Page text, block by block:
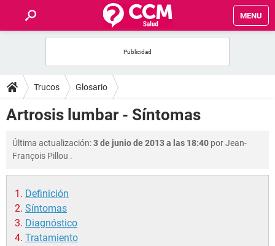
MENU
FOROS
SALUD
FAMILIA
NUTRICIÓN
BIENESTAR
SEXUALIDAD
Trucos Glosario
Artrosis lumbar - Síntomas
Última actualización:3 de junio de 2013 a las 18:40 porJean-
François Pillou .
Definición
Síntomas
Diagnóstico
Tratamiento